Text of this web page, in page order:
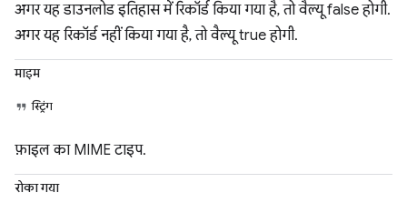
अगर यह डाउनलोड इतिहास में रिकॉर्ड किया गया है, तो वैल्यू false होगी.
अगर यह रिकॉर्ड नहीं किया गया है, तो वैल्यू true होगी.
माइम
स्ट्रिंग
फ़ाइल का MIME टाइप.
रोका गया